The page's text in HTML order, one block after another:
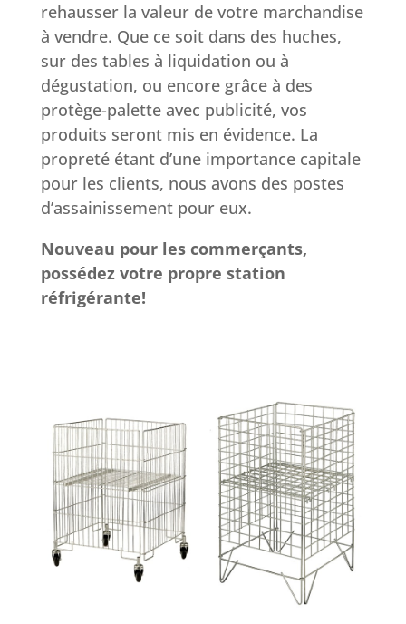
rehausser la valeur de votre marchandise
à vendre. Que ce soit dans des huches,
sur des tables à liquidation ou à
dégustation, ou encore grâce à des
protège-palette avec publicité, vos
produits seront mis en évidence. La
propreté étant d’une importance capitale
pour les clients, nous avons des postes
d’assainissement pour eux.
Nouveau pour les commerçants,
possédez votre propre station
réfrigérante!